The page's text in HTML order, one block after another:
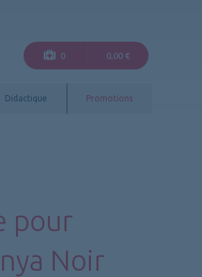
0 0,00 €
Didactique Promotions
pour
Noir